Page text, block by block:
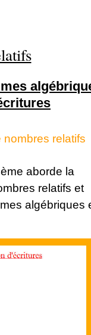
nombres relatifs
aborde la
relatifs et
algébriques